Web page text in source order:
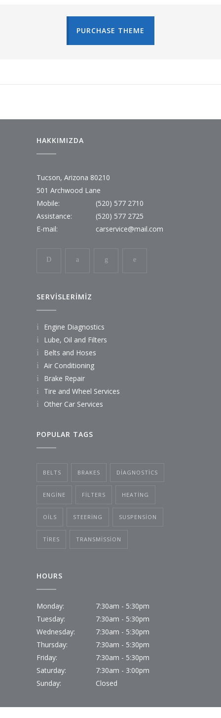
PURCHASE THEME
HAKKIMIZDA
Tucson, Arizona 80210
501 Archwood Lane
Mobile:
(520) 577 2710
Assistance:
(520) 577 2725
E-mail:
carservice@mail.com
SERVİSLERİMİZ
Engine Diagnostics
Lube, Oil and Filters
Belts and Hoses
Air Conditioning
Brake Repair
Tire and Wheel Services
Other Car Services
POPULAR TAGS
BELTS BRAKES DIAGNOSTICS
ENGINE FILTERS HEATING
OILS STEERING SUSPENSION
TIRES TRANSMISSION
HOURS
Monday:
7:30am - 5:30pm
Tuesday:
7:30am - 5:30pm
Wednesday:
7:30am - 5:30pm
Thursday:
7:30am - 5:30pm
Friday:
7:30am - 5:30pm
Saturday:
7:30am - 3:00pm
Sunday:
Closed